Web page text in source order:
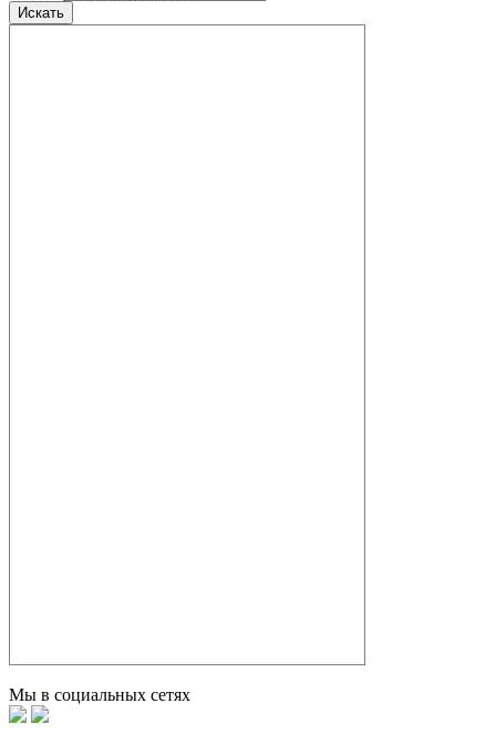
Искать
Мы в социальных сетях